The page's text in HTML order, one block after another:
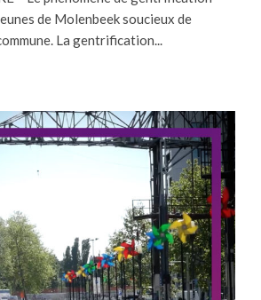
de Molenbeek soucieux de
La gentrification...